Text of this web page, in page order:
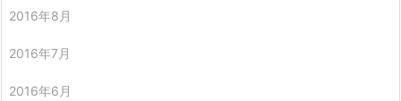
2016年8月
2016年7月
2016年6月